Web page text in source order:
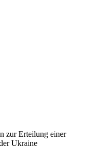
zur Erteilung einer
Ukraine